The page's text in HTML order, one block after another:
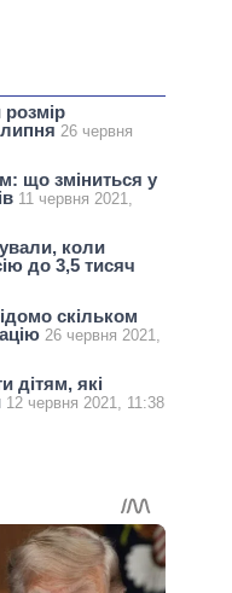
розмір
26 червня
що зміниться у
11 червня 2021,
коли
до 3,5 тисяч
скільком
26 червня 2021,
дітям, які
12 червня 2021, 11:38